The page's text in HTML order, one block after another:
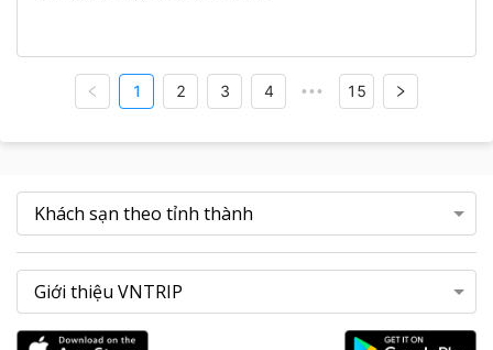
1 2 3 4 ••• 15